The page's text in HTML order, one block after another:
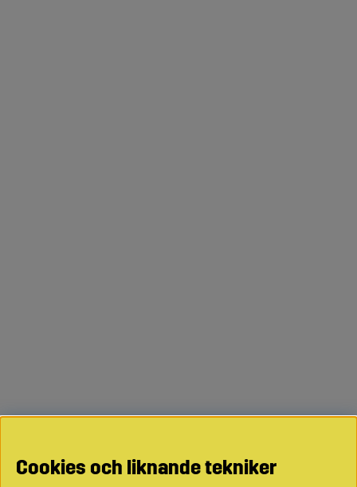
Cookies och liknande tekniker